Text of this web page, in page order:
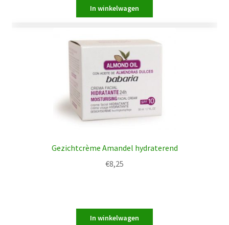
Gezichtcrème Amandel hydraterend
€8,25